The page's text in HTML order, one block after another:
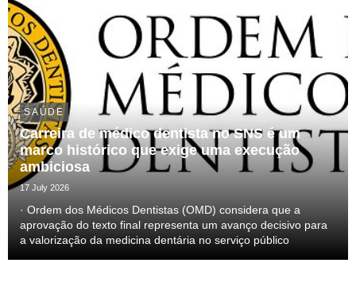
SAÚDE
Carreira de médico dentista no SNS é um
marco histórico que exige uma execução
ambiciosa
17 July 2026
· Ordem dos Médicos Dentistas (OMD) considera que a
aprovação do texto final representa um avanço decisivo para
a valorização da medicina dentária no serviço público